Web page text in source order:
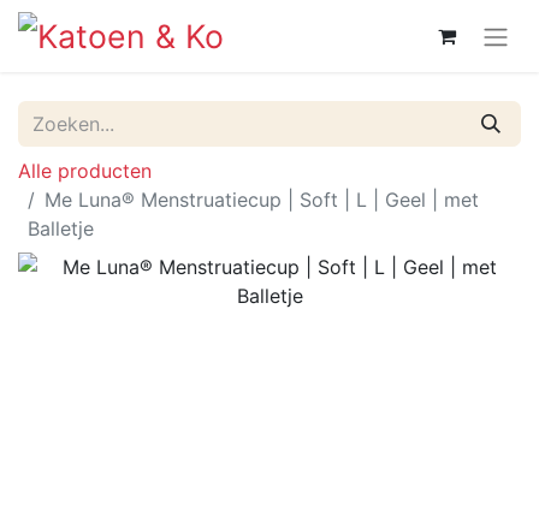
Alle producten
Me Luna® Menstruatiecup | Soft | L | Geel | met
Balletje